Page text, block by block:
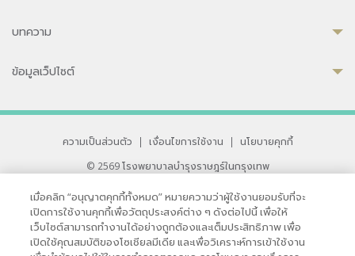
บทความ
ข้อมูลเว็ปไซต์
ความเป็นส่วนตัว | เงื่อนไขการใช้งาน |
นโยบายคุกกี้
© 2569 โรงพยาบาลบำรุงราษฎร์ในกรุงเทพ
33 สุขุมวิท ซอย 3 เขตวัฒนา กรุงเทพ 10110 ประเทศไทย
หากท่านมีข้อคิดเห็นหรือปัญหาในการใช้เว็บไซต์ของเรา
เมื่อคลิก “อนุญาตคุกกี้ทั้งหมด” หมายความว่าผู้ใช้งานยอมรับที่จะ
เปิดการใช้งานคุกกี้เพื่อวัตถุประสงค์ต่าง ๆ ดังต่อไปนี้ เพื่อให้
เว็บไซต์สามารถทำงานได้อย่างถูกต้องและเต็มประสิทธิภาพ เพื่อ
เปิดใช้คุณสมบัติของโซเชียลมีเดีย และเพื่อวิเคราะห์การเข้าใช้งาน